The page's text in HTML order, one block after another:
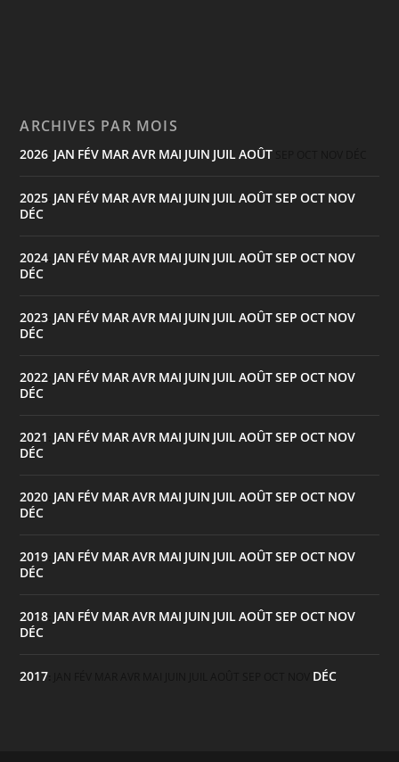
ARCHIVES PAR MOIS
2026 JAN FÉV MARAVR MAI JUIN JUILAOÛT
2025 JAN FÉV MARAVR MAI JUIN JUILAOÛTSEP OCT NOV
DÉC
2024 JAN FÉV MARAVR MAI JUIN JUILAOÛTSEP OCT NOV
DÉC
2023 JAN FÉV MARAVR MAI JUIN JUILAOÛTSEP OCT NOV
DÉC
2022 JAN FÉV MARAVR MAI JUIN JUILAOÛTSEP OCT NOV
DÉC
2021 JAN FÉV MARAVR MAI JUIN JUILAOÛTSEP OCT NOV
DÉC
2020 JAN FÉV MARAVR MAI JUIN JUILAOÛTSEP OCT NOV
DÉC
2019 JAN FÉV MARAVR MAI JUIN JUILAOÛTSEP OCT NOV
DÉC
2018 JAN FÉV MARAVR MAI JUIN JUILAOÛTSEP OCT NOV
DÉC
2017 DÉC